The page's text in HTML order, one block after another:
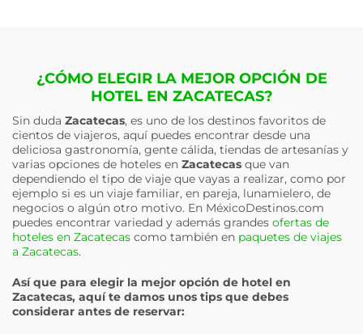
¿CÓMO ELEGIR LA MEJOR OPCIÓN DE
HOTEL EN ZACATECAS?
Sin duda Zacatecas, es uno de los destinos favoritos de
cientos de viajeros, aquí puedes encontrar desde una
deliciosa gastronomía, gente cálida, tiendas de artesanías y
varias opciones de hoteles en Zacatecas que van
dependiendo el tipo de viaje que vayas a realizar, como por
ejemplo si es un viaje familiar, en pareja, lunamielero, de
negocios o algún otro motivo. En MéxicoDestinos.com
puedes encontrar variedad y además grandes ofertas de
hoteles en Zacatecas como también en paquetes de viajes
a Zacatecas.
Así que para elegir la mejor opción de hotel en
Zacatecas, aquí te damos unos tips que debes
considerar antes de reservar: